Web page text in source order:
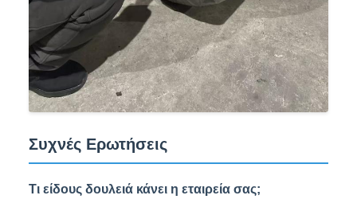
Συχνές Ερωτήσεις
Τι είδους δουλειά κάνει η εταιρεία σας;